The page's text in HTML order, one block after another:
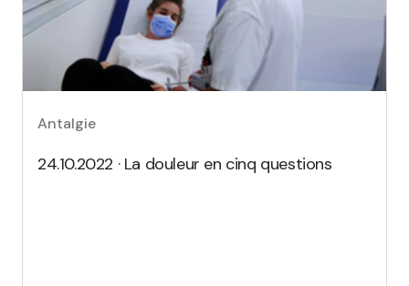
Antalgie
24.10.2022 · La douleur en cinq questions